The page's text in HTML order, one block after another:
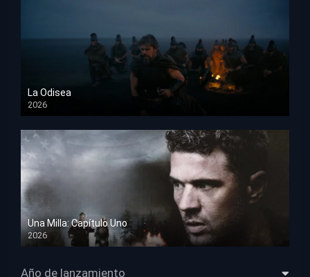
La Odisea
2026
TS Screener
Una Milla: Capítulo Uno
2026
HD 1080p
Año de lanzamiento